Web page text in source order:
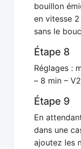
bouillon
en vitesse
sans le
Étape 8
Réglages :
– 8 min –
Étape 9
En
dans une
ajoutez les